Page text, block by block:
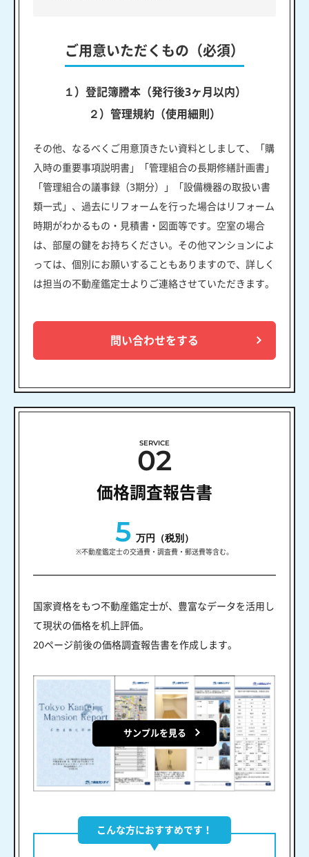
ご用意いただくもの（必須）
１）登記簿謄本（発行後3ヶ月以内）
２）管理規約（使用細則）
その他、なるべくご用意頂きたい資料としまして、「購
入時の重要事項説明書」「管理組合の長期修繕計画書」
「管理組合の議事録（3期分）」「設備機器の取扱い書
類一式」、過去にリフォームを行った場合はリフォーム
時期がわかるもの・見積書・図面等です。空室の場合
は、部屋の鍵をお持ちください。その他マンションによ
っては、個別にお願いすることもありますので、詳しく
は担当の不動産鑑定士よりご連絡させていただきます。
問い合わせをする
SERVICE
02
価格調査報告書
5 万円（税別）
※不動産鑑定士の交通費・調査費・郵送費等含む。
国家資格をもつ不動産鑑定士が、豊富なデータを活用し
て現状の価格を机上評価。
20ページ前後の価格調査報告書を作成します。
サンプルを見る
こんな方におすすめです！